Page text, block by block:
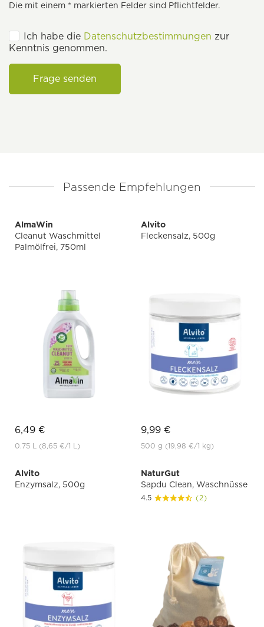
Die mit einem * markierten Felder sind Pflichtfelder.
Ich habe die Datenschutzbestimmungen zur
Kenntnis genommen.
Frage senden
Passende Empfehlungen
AlmaWin
Cleanut Waschmittel
Palmölfrei, 750ml
6,49 €
0.75 L (8,65 €/1 L)
Alvito
Fleckensalz, 500g
9,99 €
500 g (19,98 €/1 kg)
Alvito
Enzymsalz, 500g
NaturGut
Sapdu Clean, Waschnüsse
4.5 (2)